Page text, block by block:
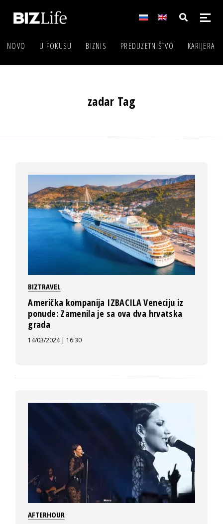
NOVO U FOKUSU BIZNIS PREDUZETNIŠTVO KARIJERA
zadar Tag
BIZTRAVEL
Američka kompanija IZBACILA Veneciju iz
ponude: Zamenila je sa ova dva hrvatska
grada
14/03/2024 | 16:30
AFTERHOUR